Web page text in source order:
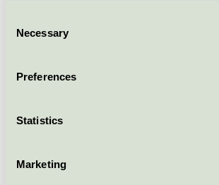
Selection
Necessary
Preferences
Statistics
Marketing